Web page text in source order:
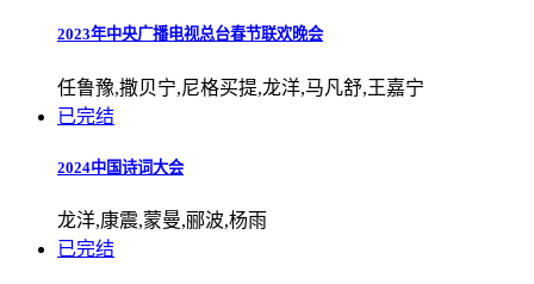
2023年中央广播电视总台春节联欢晚会
任鲁豫,撒贝宁,尼格买提,龙洋,马凡舒,王嘉宁
已完结
2024中国诗词大会
龙洋,康震,蒙曼,郦波,杨雨
已完结